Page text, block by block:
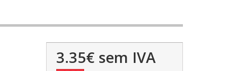
3.35€ sem IVA